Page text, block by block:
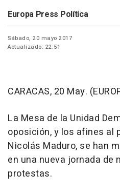
Europa Press Política
Sábado, 20 mayo 2017
Actualizado: 22:51
CARACAS, 20 May.
La Mesa de la Unidad
oposición, y los afines al
Nicolás Maduro, se han
en una nueva jornada
protestas.